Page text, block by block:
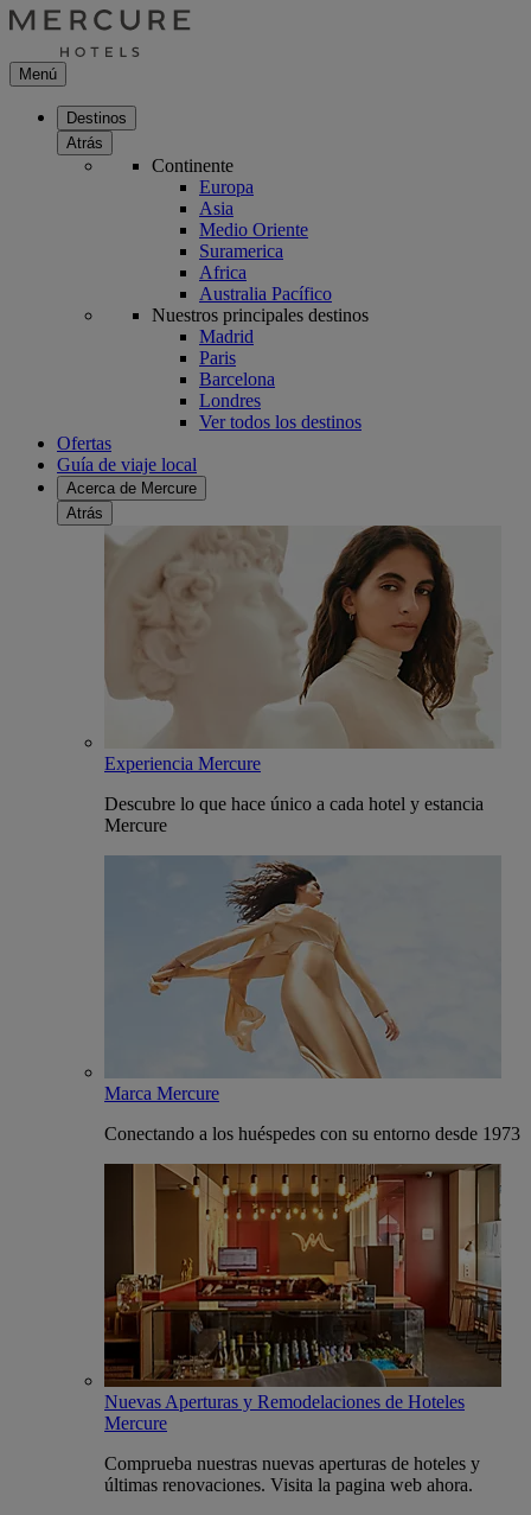
Menú
Destinos
Atrás
Continente
Europa
Asia
Medio Oriente
Suramerica
Africa
Australia Pacífico
Nuestros principales destinos
Madrid
Paris
Barcelona
Londres
Ver todos los destinos
Ofertas
Guía de viaje local
Acerca de Mercure
Atrás
Experiencia Mercure
Descubre lo que hace único a cada hotel y estancia
Mercure
Marca Mercure
Conectando a los huéspedes con su entorno desde 1973
Nuevas Aperturas y Remodelaciones de Hoteles
Mercure
Comprueba nuestras nuevas aperturas de hoteles y
últimas renovaciones. Visita la pagina web ahora.